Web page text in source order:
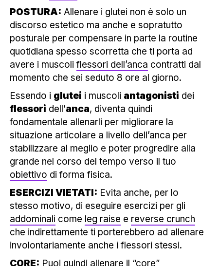
POSTURA: Allenare i glutei non è solo un
discorso estetico ma anche e sopratutto
posturale per compensare in parte la routine
quotidiana spesso scorretta che ti porta ad
avere i muscoli flessori dell’anca contratti dal
momento che sei seduto 8 ore al giorno.
Essendo i glutei i muscoli antagonisti dei
flessori dell’anca, diventa quindi
fondamentale allenarli per migliorare la
situazione articolare a livello dell’anca per
stabilizzare al meglio e poter progredire alla
grande nel corso del tempo verso il tuo
obiettivo di forma fisica.
ESERCIZI VIETATI: Evita anche, per lo
stesso motivo, di eseguire esercizi per gli
addominali come leg raise e reverse crunch
che indirettamente ti porterebbero ad allenare
involontariamente anche i flessori stessi.
CORE: Puoi quindi allenare il “core”